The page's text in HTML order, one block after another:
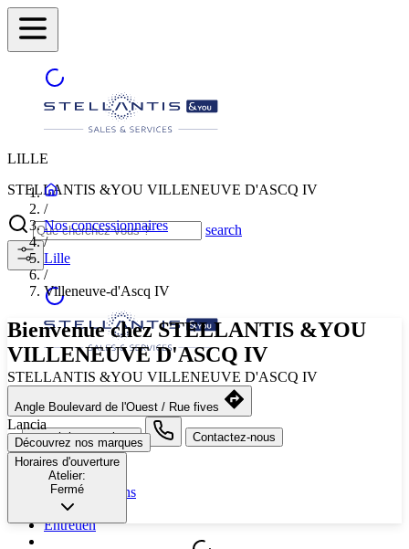
LILLE
STELLANTIS &YOU VILLENEUVE D'ASCQ IV
search
STELLANTIS &YOU VILLENEUVE D'ASCQ IV
Sélectionnez une autre ville
search button - icon Contactez-nous
Neuf
Nos promotions
Nos marques
Entretien
/
Nos concessionnaires
/
Lille
/
Villeneuve-d'Ascq IV
Bienvenue chez STELLANTIS &YOU
VILLENEUVE D'ASCQ IV
Angle Boulevard de l'Ouest / Rue fives
Lancia
Découvrez nos marques
Horaires d'ouverture
Atelier:
Fermé